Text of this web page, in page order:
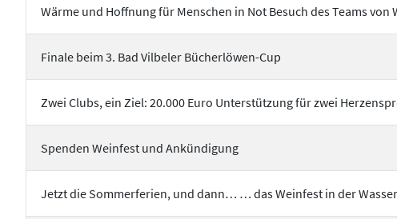
Wärme und Hoffnung für Menschen in Not Besuch des Teams von
Finale beim 3. Bad Vilbeler Bücherlöwen-Cup
Zwei Clubs, ein Ziel: 20.000 Euro Unterstützung für zwei
Spenden Weinfest und Ankündigung
Jetzt die Sommerferien, und dann… … das Weinfest in der